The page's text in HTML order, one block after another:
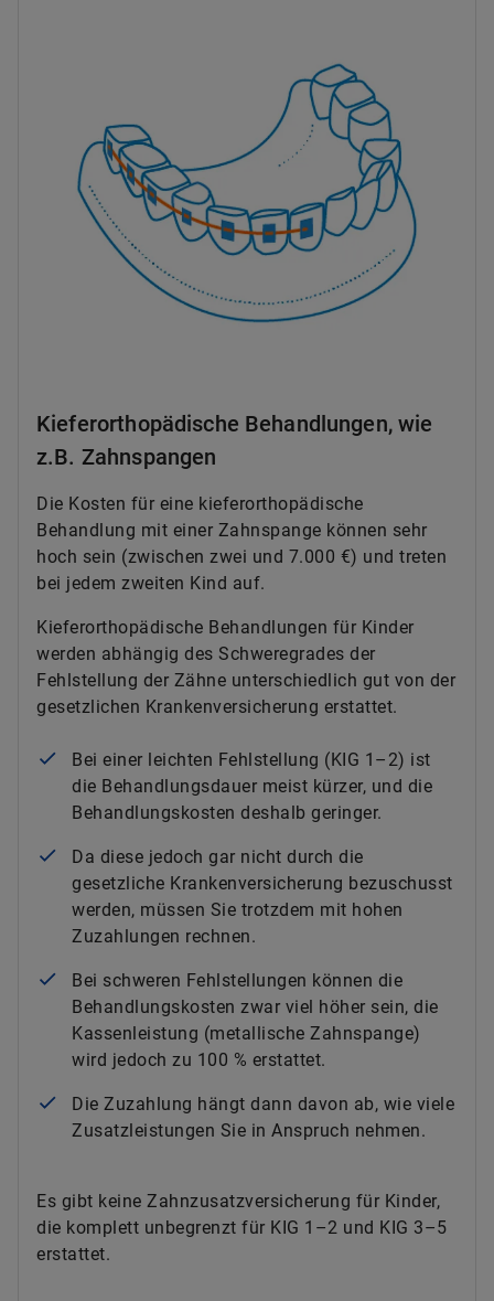
Kieferorthopädische Behandlungen, wie
z.B. Zahnspangen
Die Kosten für eine kieferorthopädische
Behandlung mit einer Zahnspange können sehr
hoch sein (zwischen zwei und 7.000 €) und treten
bei jedem zweiten Kind auf.
Kieferorthopädische Behandlungen für Kinder
werden abhängig des Schweregrades der
Fehlstellung der Zähne unterschiedlich gut von der
gesetzlichen Krankenversicherung erstattet.
Bei einer leichten Fehlstellung (KIG 1–2) ist
die Behandlungsdauer meist kürzer, und die
Behandlungskosten deshalb geringer.
Da diese jedoch gar nicht durch die
gesetzliche Krankenversicherung bezuschusst
werden, müssen Sie trotzdem mit hohen
Zuzahlungen rechnen.
Bei schweren Fehlstellungen können die
Behandlungskosten zwar viel höher sein, die
Kassenleistung (metallische Zahnspange)
wird jedoch zu 100 % erstattet.
Die Zuzahlung hängt dann davon ab, wie viele
Zusatzleistungen Sie in Anspruch nehmen.
Es gibt keine Zahnzusatzversicherung für Kinder,
die komplett unbegrenzt für KIG 1–2 und KIG 3–5
erstattet.